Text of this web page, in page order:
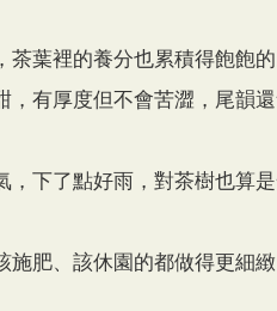
葉裡的養分也累積得飽飽
有厚度但不會苦澀，尾韻
下了點好雨，對茶樹也算是
肥、該休園的都做得更細